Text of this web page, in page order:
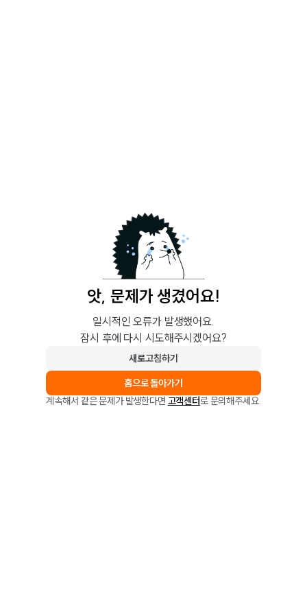
앗, 문제가 생겼어요!
일시적인 오류가 발생했어요.
잠시 후에 다시 시도해주시겠어요?
새로고침하기
홈으로 돌아가기
계속해서 같은 문제가 발생한다면 고객센터로 문의해주세요.